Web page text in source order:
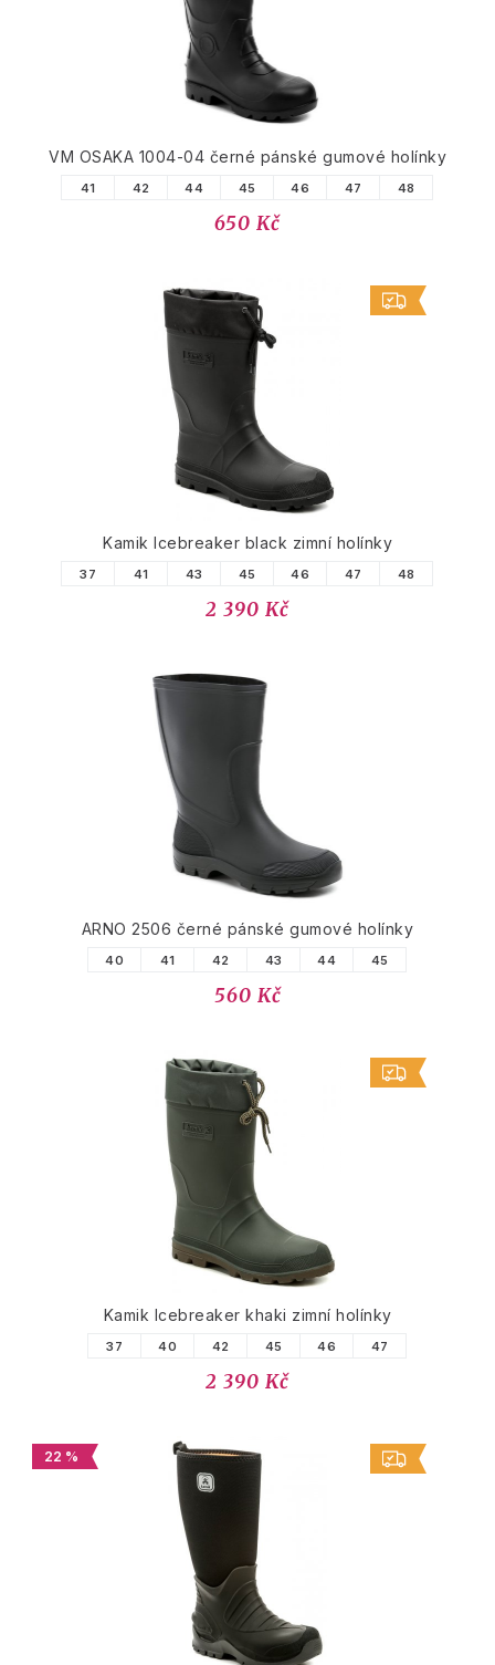
VM OSAKA 1004-04 černé pánské gumové holínky
41 42 44 45 46 47 48
650 Kč
Kamik Icebreaker black zimní holínky
37 41 43 45 46 47 48
2 390 Kč
ARNO 2506 černé pánské gumové holínky
40 41 42 43 44 45
560 Kč
Kamik Icebreaker khaki zimní holínky
37 40 42 45 46 47
2 390 Kč
22 %